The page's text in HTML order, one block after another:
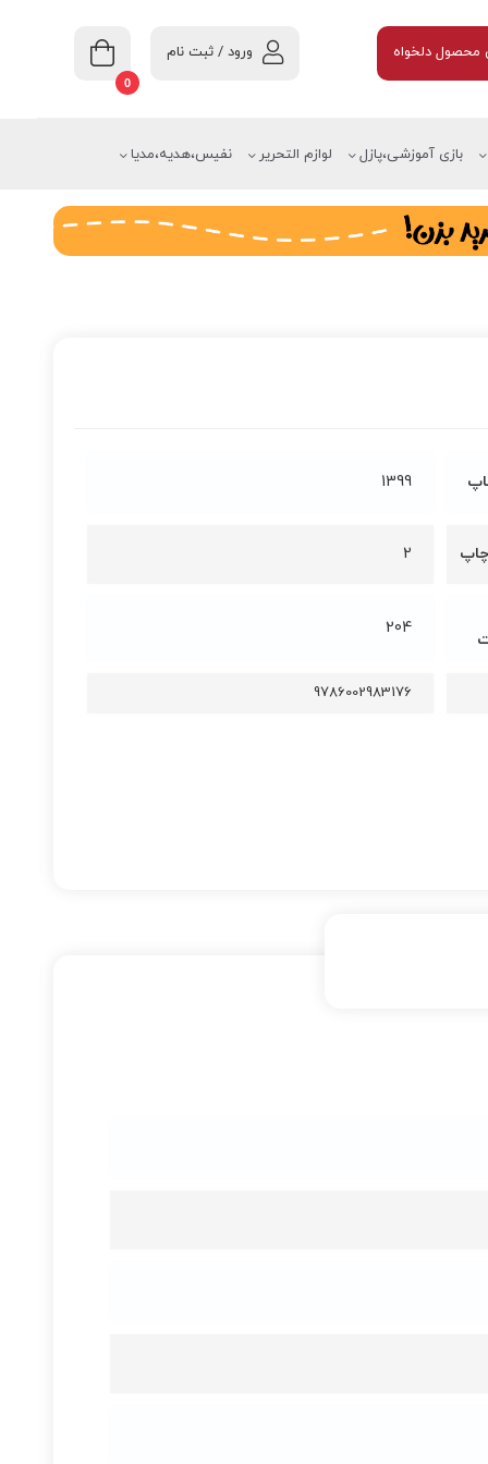
0
ورود / ثبت نام دلخواه
بازی آموزشی،پازل لوازم التحریر نفیس،هدیه،مدیا
1399
2
204
9786002983176